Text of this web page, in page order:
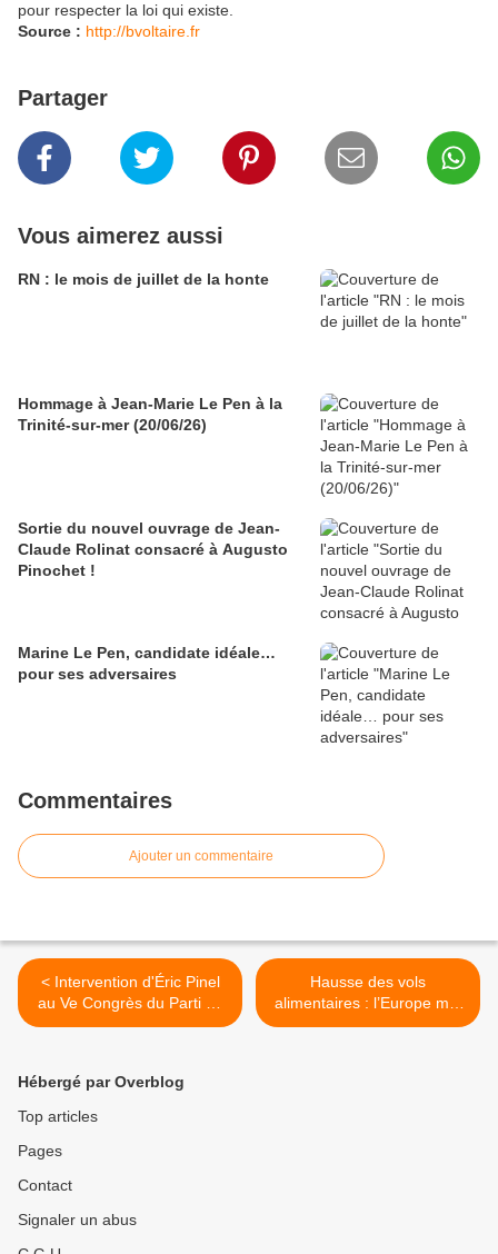
pour respecter la loi qui existe.
Source : http://bvoltaire.fr
Partager
Vous aimerez aussi
RN : le mois de juillet de la honte
Hommage à Jean-Marie Le Pen à la
Trinité-sur-mer (20/06/26)
Sortie du nouvel ouvrage de Jean-
Claude Rolinat consacré à Augusto
Pinochet !
Marine Le Pen, candidate idéale…
pour ses adversaires
Commentaires
Ajouter un commentaire
< Intervention d'Éric Pinel
au Ve Congrès du Parti de
la France (25/03/23) : ne
gauche
Hausse des vols
alimentaires : l’Europe met
la nourriture sous clef >
Hébergé par Overblog
Top articles
Pages
Contact
Signaler un abus